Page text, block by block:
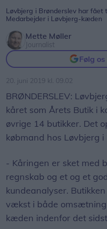
Løvbjerg i Brønderslev har
Medarbejder i Løvbjerg-kæden
Mette Møller
Journalist
Følg
20. juni 2019 kl. 09.02
BRØNDERSLEV:
kåret som Årets Butik i
øvrige 14 butikker. Det
købmand hos Løvbjerg i
- Kåringen er sket med
regnskab og et og et
kundeanalyser.
vækst i både
kæden indenfor det